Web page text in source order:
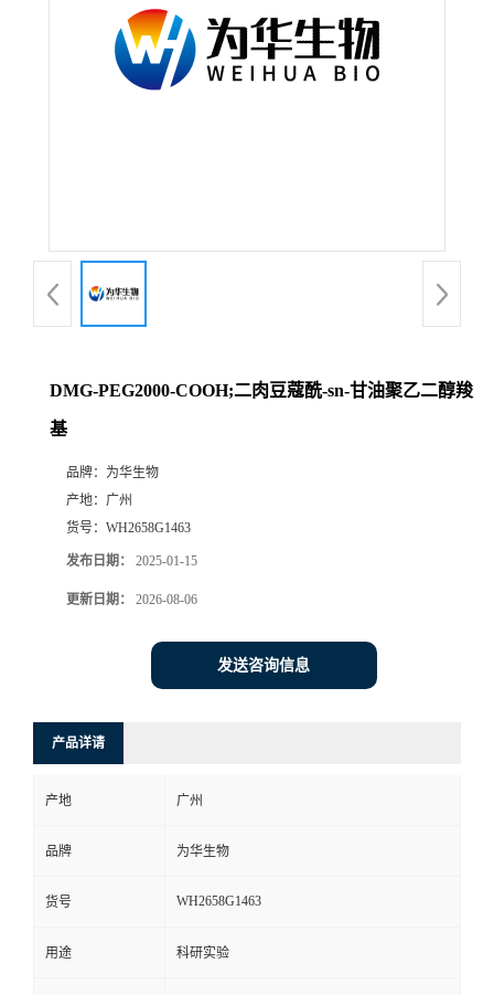
DMG-PEG2000-COOH;二肉豆蔻酰-sn-甘油聚乙二醇羧
基
品牌： 为华生物
产地： 广州
货号： WH2658G1463
发布日期： 2025-01-15
更新日期： 2026-08-06
发送咨询信息
产品详请
产地 广州
品牌 为华生物
货号 WH2658G1463
用途 科研实验